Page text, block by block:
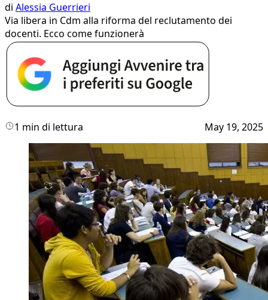
di Alessia Guerrieri
Via libera in Cdm alla riforma del reclutamento dei
docenti. Ecco come funzionerà
1 min di lettura May 19, 2025